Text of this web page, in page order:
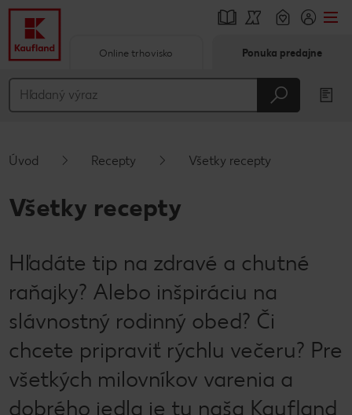
Hlavný obsah
Online trhovisko Ponuka predajne
Úvod Recepty Všetky recepty
Všetky recepty
Hľadáte tip na zdravé a chutné
raňajky? Alebo inšpiráciu na
slávnostný rodinný obed? Či
chcete pripraviť rýchlu večeru? Pre
všetkých milovníkov varenia a
dobrého jedla je tu naša Kaufland